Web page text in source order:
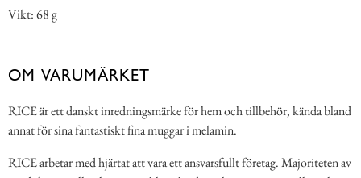
Vikt: 68 g
OM VARUMÄRKET
RICE är ett danskt inredningsmärke för hem och tillbehör, kända bland
annat för sina fantastiskt fina muggar i melamin.
RICE arbetar med hjärtat att vara ett ansvarsfullt företag. Majoriteten av